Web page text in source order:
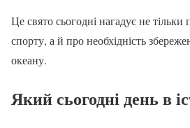
Це свято сьогодні нагадує не тільки
спорту, а й про необхідність
океану.
Який сьогодні день в